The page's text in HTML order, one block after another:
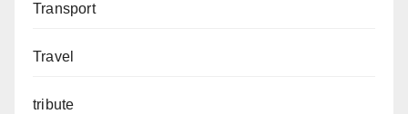
Transport
Travel
tribute